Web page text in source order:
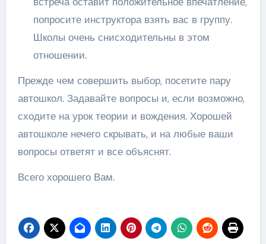
попросите инструктора взять вас в группу.
Школы очень снисходительны в этом
отношении.
Прежде чем совершить выбор, посетите пару
автошкол. Задавайте вопросы и, если возможно,
сходите на урок теории и вождения. Хорошей
автошколе нечего скрывать, и на любые ваши
вопросы ответят и все объяснят.
Всего хорошего Вам.